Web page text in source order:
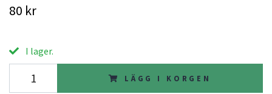
80 kr
I lager.
LÄGG I KORGEN